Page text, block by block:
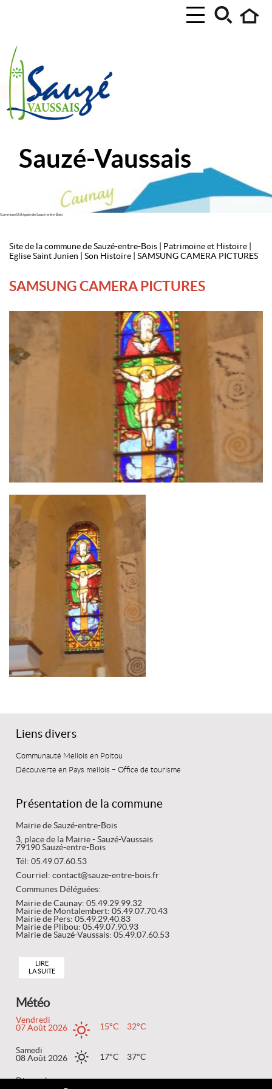
Sauzé-Vaussais
Commune Déléguée de Sauzé-entre-Bois
Site de la commune de Sauzé-entre-Bois Patrimoine et Histoire
Eglise Saint Junien
Son Histoire SAMSUNG CAMERA PICTURES
SAMSUNG CAMERA PICTURES
Liens divers
Communauté Mellois en Poitou
Découverte en Pays mellois – Office de tourisme
Présentation de la commune
Mairie de Sauzé-entre-Bois
3, place de la Mairie - Sauzé-Vaussais
79190 Sauzé-entre-Bois
Tél: 05.49.07.60.53
Courriel: contact@sauze-entre-bois.fr
Communes Déléguées:
Mairie de Caunay: 05.49.29.99.32
Mairie de Montalembert: 05.49.07.70.43
Mairie de Pers: 05.49.29.40.83
Mairie de Plibou: 05.49.07.90.93
Mairie de Sauzé-Vaussais: 05.49.07.60.53
LIRE
LA SUITE
Météo
Vendredi
07 Août 2026
15°C 32°C
Samedi
08 Août 2026
17°C 37°C
Dimanche